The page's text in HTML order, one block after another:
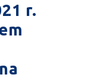
r.